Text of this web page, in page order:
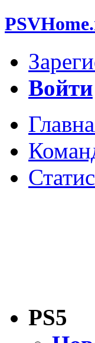
Войти
PS5